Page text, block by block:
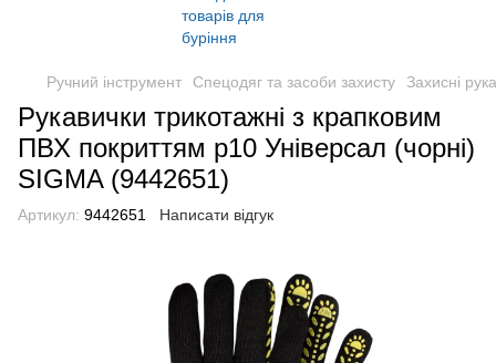
Ручний інструмент Спецодяг та засоби захисту Захисні
Рукавички трикотажні з крапковим
ПВХ покриттям р10 Універсал (чорні)
SIGMA (9442651)
Артикул: 9442651 Написати відгук